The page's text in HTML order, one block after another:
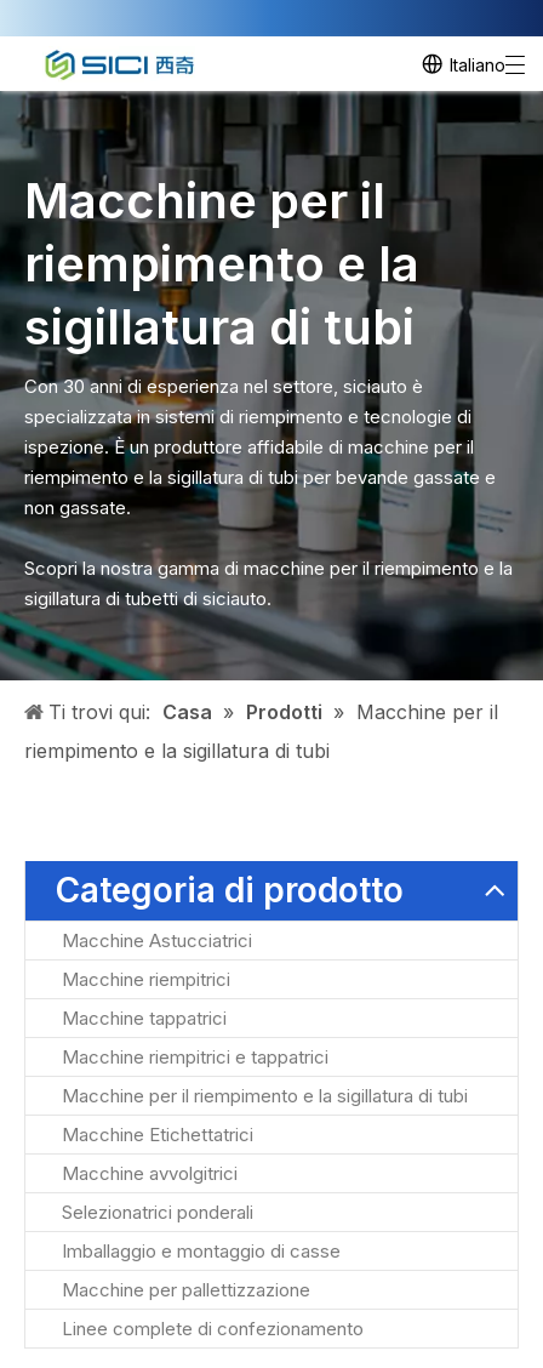
Italiano
Macchine per il
riempimento e la
sigillatura di tubi
Con 30 anni di esperienza nel settore, siciauto è
specializzata in sistemi di riempimento e tecnologie di
ispezione. È un produttore affidabile di macchine per il
riempimento e la sigillatura di tubi per bevande gassate e
non gassate.
Scopri la nostra gamma di macchine per il riempimento e la
sigillatura di tubetti di siciauto.
Ti trovi qui: Casa » Prodotti » Macchine per il
riempimento e la sigillatura di tubi
Categoria di prodotto
Macchine Astucciatrici
Macchine riempitrici
Macchine tappatrici
Macchine riempitrici e tappatrici
Macchine per il riempimento e la sigillatura di tubi
Macchine Etichettatrici
Macchine avvolgitrici
Selezionatrici ponderali
Imballaggio e montaggio di casse
Macchine per pallettizzazione
Linee complete di confezionamento